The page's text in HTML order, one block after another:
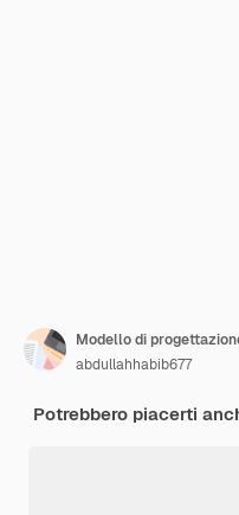
Modello di
abdullahhabib677
Potrebbero piacerti